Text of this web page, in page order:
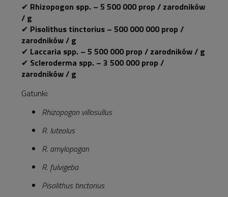
✔ Rhizopogon spp. – 5 500 000 prop / zarodników
/ g
✔ Pisolithus tinctorius – 500 000 000 prop /
zarodników / g
✔ Laccaria spp. – 5 500 000 prop / zarodników / g
✔ Scleroderma spp. – 3 500 000 prop /
zarodników / g
Gatunki:
Rhizopogon villosullus
R. luteolus
R. amylopogan
R. fulvigeba
Pisolithus tinctorius